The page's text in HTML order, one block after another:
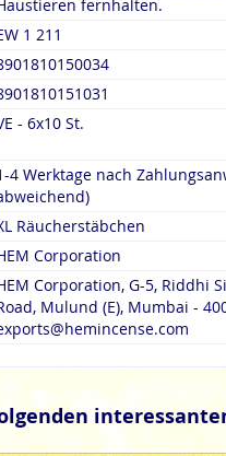
fernhalten.
1 211
- 6x10 St.
4 Werktage nach
Räucherstäbchen
Corporation
Corporation, G-5, Riddhi
Mulund (E), Mumbai -